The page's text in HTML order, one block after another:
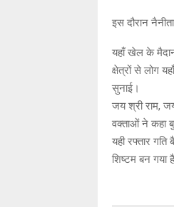
इस दौरान
यहाँ खेल के
क्षेत्रों से लोग
सुनाई।
जय श्री राम,
वक्ताओं ने कहा
यही रफ्तार
शिष्टम बन गया